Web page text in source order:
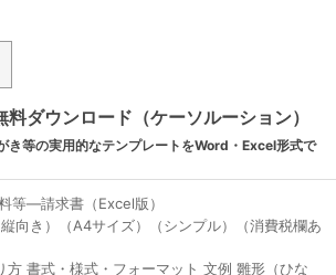
ダウンロード（ケーソルーション）
き等の実用的なテンプレートをWord・Excel形式で
等―請求書（Excel版）
向き）（A4サイズ）（シンプル）（消費税欄あ
方 書式・様式・フォーマット 文例 雛形（ひな